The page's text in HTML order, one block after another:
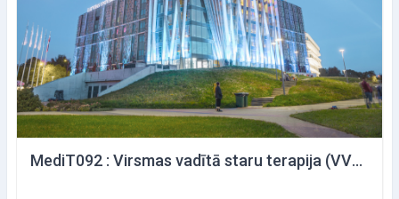
MediT092 : Virsmas vadītā staru terapija (VVST): Precizitātes, pacienta komforta un darba plūsmas optimizēšana staru terapijas praksē